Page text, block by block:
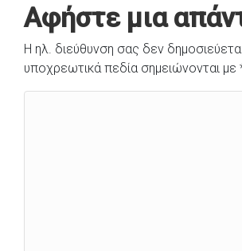
Αφήστε μια
Η ηλ. διεύθυνση σας δεν
υποχρεωτικά πεδία σημειώνονται με